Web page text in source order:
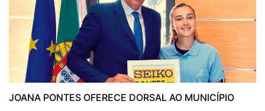
JOANA PONTES OFERECE DORSAL AO MUNICÍPIO